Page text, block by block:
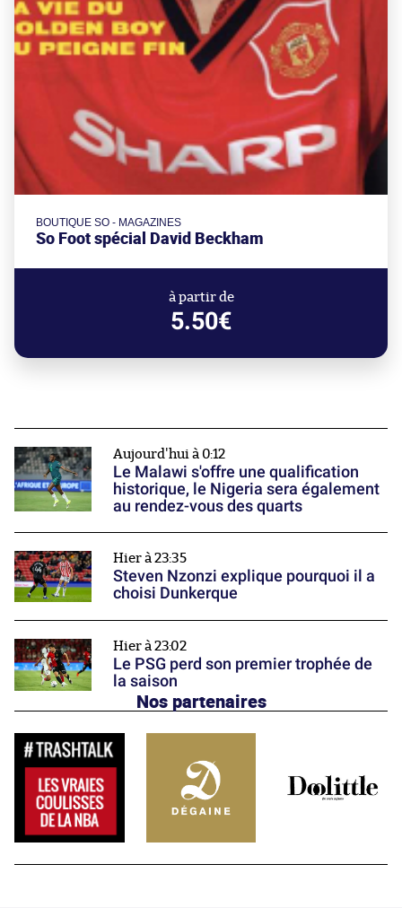
BOUTIQUE SO - MAGAZINES
So Foot spécial David Beckham
à partir de
5.50€
Aujourd'hui à 0:12
Le Malawi s'offre une qualification
historique, le Nigeria sera également
au rendez-vous des quarts
Hier à 23:35
Steven Nzonzi explique pourquoi il a
choisi Dunkerque
Hier à 23:02
Le PSG perd son premier trophée de
la saison
Nos partenaires